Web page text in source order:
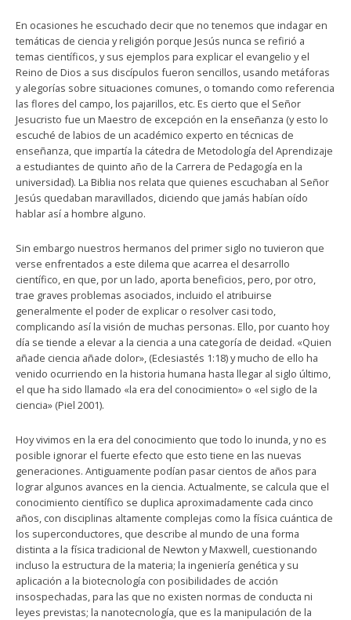
En ocasiones he escuchado decir que no tenemos que indagar en
temáticas de ciencia y religión porque Jesús nunca se refirió a
temas científicos, y sus ejemplos para explicar el evangelio y el
Reino de Dios a sus discípulos fueron sencillos, usando metáforas
y alegorías sobre situaciones comunes, o tomando como referencia
las flores del campo, los pajarillos, etc. Es cierto que el Señor
Jesucristo fue un Maestro de excepción en la enseñanza (y esto lo
escuché de labios de un académico experto en técnicas de
enseñanza, que impartía la cátedra de Metodología del Aprendizaje
a estudiantes de quinto año de la Carrera de Pedagogía en la
universidad). La Biblia nos relata que quienes escuchaban al Señor
Jesús quedaban maravillados, diciendo que jamás habían oído
hablar así a hombre alguno.
Sin embargo nuestros hermanos del primer siglo no tuvieron que
verse enfrentados a este dilema que acarrea el desarrollo
científico, en que, por un lado, aporta beneficios, pero, por otro,
trae graves problemas asociados, incluido el atribuirse
generalmente el poder de explicar o resolver casi todo,
complicando así la visión de muchas personas. Ello, por cuanto hoy
día se tiende a elevar a la ciencia a una categoría de deidad. «Quien
añade ciencia añade dolor», (Eclesiastés 1:18) y mucho de ello ha
venido ocurriendo en la historia humana hasta llegar al siglo último,
el que ha sido llamado «la era del conocimiento» o «el siglo de la
ciencia» (Piel 2001).
Hoy vivimos en la era del conocimiento que todo lo inunda, y no es
posible ignorar el fuerte efecto que esto tiene en las nuevas
generaciones. Antiguamente podían pasar cientos de años para
lograr algunos avances en la ciencia. Actualmente, se calcula que el
conocimiento científico se duplica aproximadamente cada cinco
años, con disciplinas altamente complejas como la física cuántica de
los superconductores, que describe al mundo de una forma
distinta a la física tradicional de Newton y Maxwell, cuestionando
incluso la estructura de la materia; la ingeniería genética y su
aplicación a la biotecnología con posibilidades de acción
insospechadas, para las que no existen normas de conducta ni
leyes previstas; la nanotecnología, que es la manipulación de la